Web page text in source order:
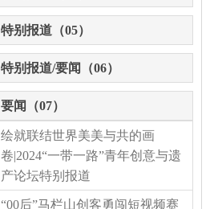
特别报道（05）
特别报道/要闻（06）
要闻（07）
绘就联结世界美美与共的画
卷|2024“一带一路”青年创意与遗
产论坛特别报道
“00后”马栏山创客勇闯短视频赛